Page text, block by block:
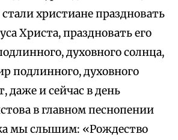
стали христиане праздновать
Христа, праздновать его
духовного солнца,
подлинного, духовного
даже и сейчас в день
в главном песнопении
мы слышим: «Рождество